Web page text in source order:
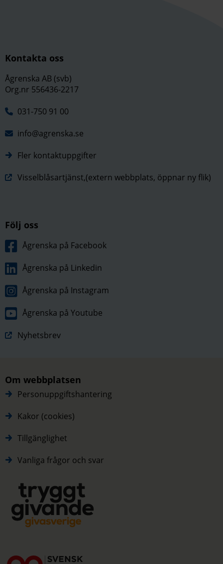
Kontakta oss
Ågrenska AB (svb)
Org.nr 556436-2217
031-750 91 00
info@agrenska.se
Fler kontaktuppgifter
Visselblåsartjänst,(extern webbplats, öppnar ny flik)
Följ oss
Ågrenska på Facebook
Ågrenska på Linkedin
Ågrenska på Instagram
Ågrenska på Youtube
Nyhetsbrev
Om webbplatsen
Personuppgiftshantering
Kakor (cookies)
Tillgänglighet
Vanliga frågor och svar